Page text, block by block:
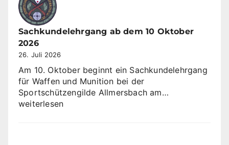
Sachkundelehrgang ab dem 10 Oktober
2026
26. Juli 2026
Am 10. Oktober beginnt ein Sachkundelehrgang
für Waffen und Munition bei der
Sportschützengilde Allmersbach am…
weiterlesen